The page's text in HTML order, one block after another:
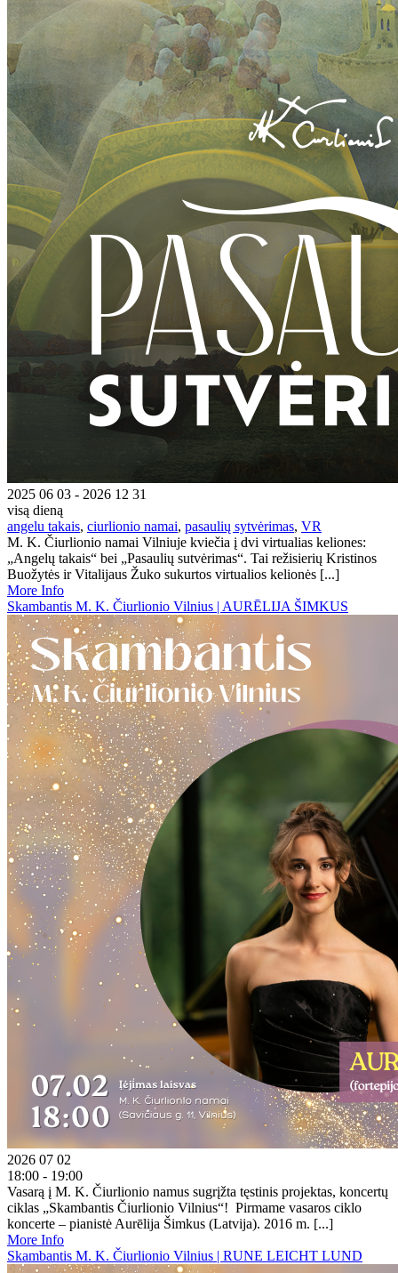
2025 06 03 - 2026 12 31
visą dieną
angelu takais, ciurlionio namai, pasaulių sytvėrimas, VR
M. K. Čiurlionio namai Vilniuje kviečia į dvi virtualias keliones:
„Angelų takais“ bei „Pasaulių sutvėrimas“. Tai režisierių Kristinos
Buožytės ir Vitalijaus Žuko sukurtos virtualios kelionės [...]
More Info
Skambantis M. K. Čiurlionio Vilnius | AURĒLIJA ŠIMKUS
2026 07 02
18:00 - 19:00
Vasarą į M. K. Čiurlionio namus sugrįžta tęstinis projektas, koncertų
ciklas „Skambantis Čiurlionio Vilnius“! Pirmame vasaros ciklo
koncerte – pianistė Aurēlija Šimkus (Latvija). 2016 m. [...]
More Info
Skambantis M. K. Čiurlionio Vilnius | RUNE LEICHT LUND